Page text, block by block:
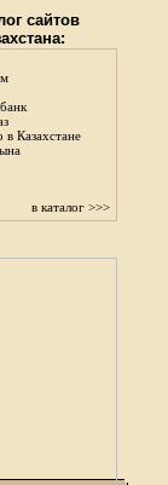
сайтов
в Казахстане
в каталог >>>